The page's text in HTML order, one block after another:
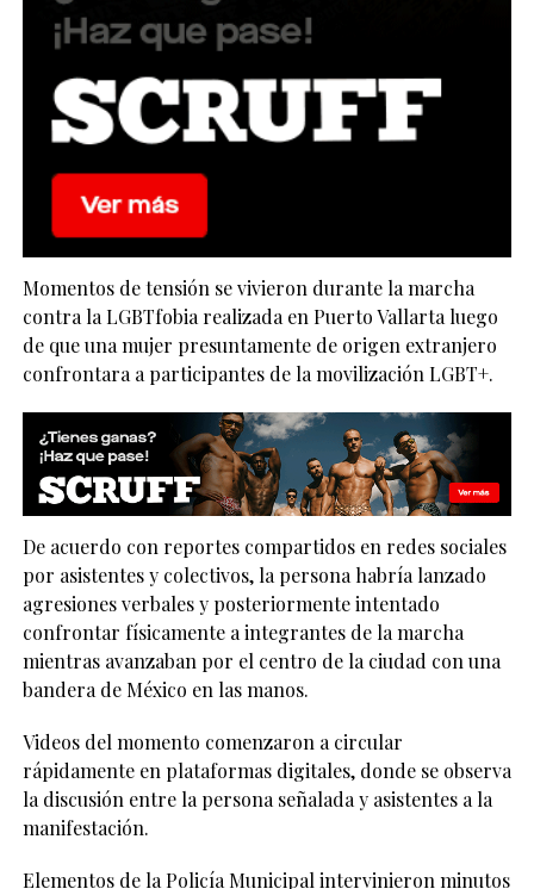
Momentos de tensión se vivieron durante la marcha
contra la LGBTfobia realizada en Puerto Vallarta luego
de que una mujer presuntamente de origen extranjero
confrontara a participantes de la movilización LGBT+.
De acuerdo con reportes compartidos en redes sociales
por asistentes y colectivos, la persona habría lanzado
agresiones verbales y posteriormente intentado
confrontar físicamente a integrantes de la marcha
mientras avanzaban por el centro de la ciudad con una
bandera de México en las manos.
Videos del momento comenzaron a circular
rápidamente en plataformas digitales, donde se observa
la discusión entre la persona señalada y asistentes a la
manifestación.
Elementos de la Policía Municipal intervinieron minutos